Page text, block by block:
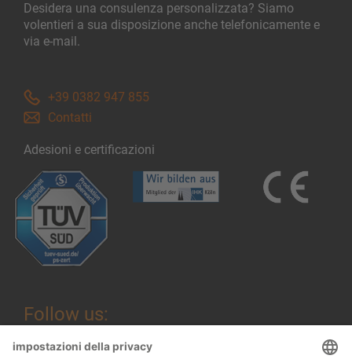
Desidera una consulenza personalizzata? Siamo
volentieri a sua disposizione anche telefonicamente e
via e-mail.
+39 0382 947 855
Contatti
Adesioni e certificazioni
Follow us: